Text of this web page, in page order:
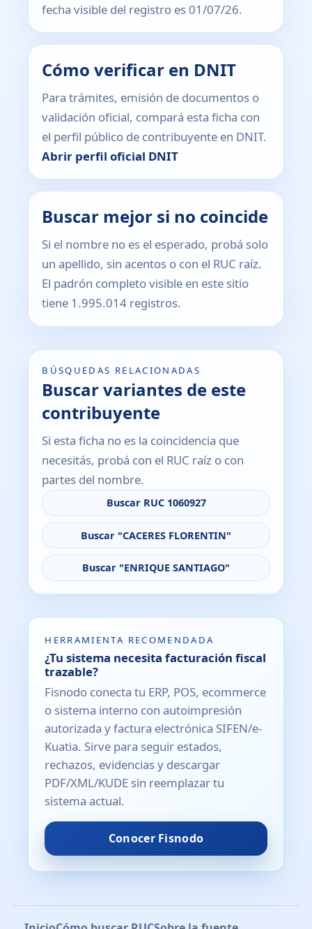
fecha visible del registro es 01/07/26.
Cómo verificar en DNIT
Para trámites, emisión de documentos o
validación oficial, compará esta ficha con
el perfil público de contribuyente en DNIT.
Abrir perfil oficial DNIT
Buscar mejor si no coincide
Si el nombre no es el esperado, probá solo
un apellido, sin acentos o con el RUC raíz.
El padrón completo visible en este sitio
tiene 1.995.014 registros.
BÚSQUEDAS RELACIONADAS
Buscar variantes de este
contribuyente
Si esta ficha no es la coincidencia que
necesitás, probá con el RUC raíz o con
partes del nombre.
Buscar RUC 1060927
Buscar "CACERES FLORENTIN"
Buscar "ENRIQUE SANTIAGO"
HERRAMIENTA RECOMENDADA
¿Tu sistema necesita facturación fiscal
trazable?
Fisnodo conecta tu ERP, POS, ecommerce
o sistema interno con autoimpresión
autorizada y factura electrónica SIFEN/e-
Kuatia. Sirve para seguir estados,
rechazos, evidencias y descargar
PDF/XML/KUDE sin reemplazar tu
sistema actual.
Conocer Fisnodo